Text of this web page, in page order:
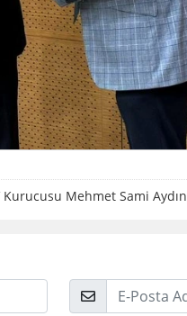
Kurucusu Mehmet Sami Aydın
Posta